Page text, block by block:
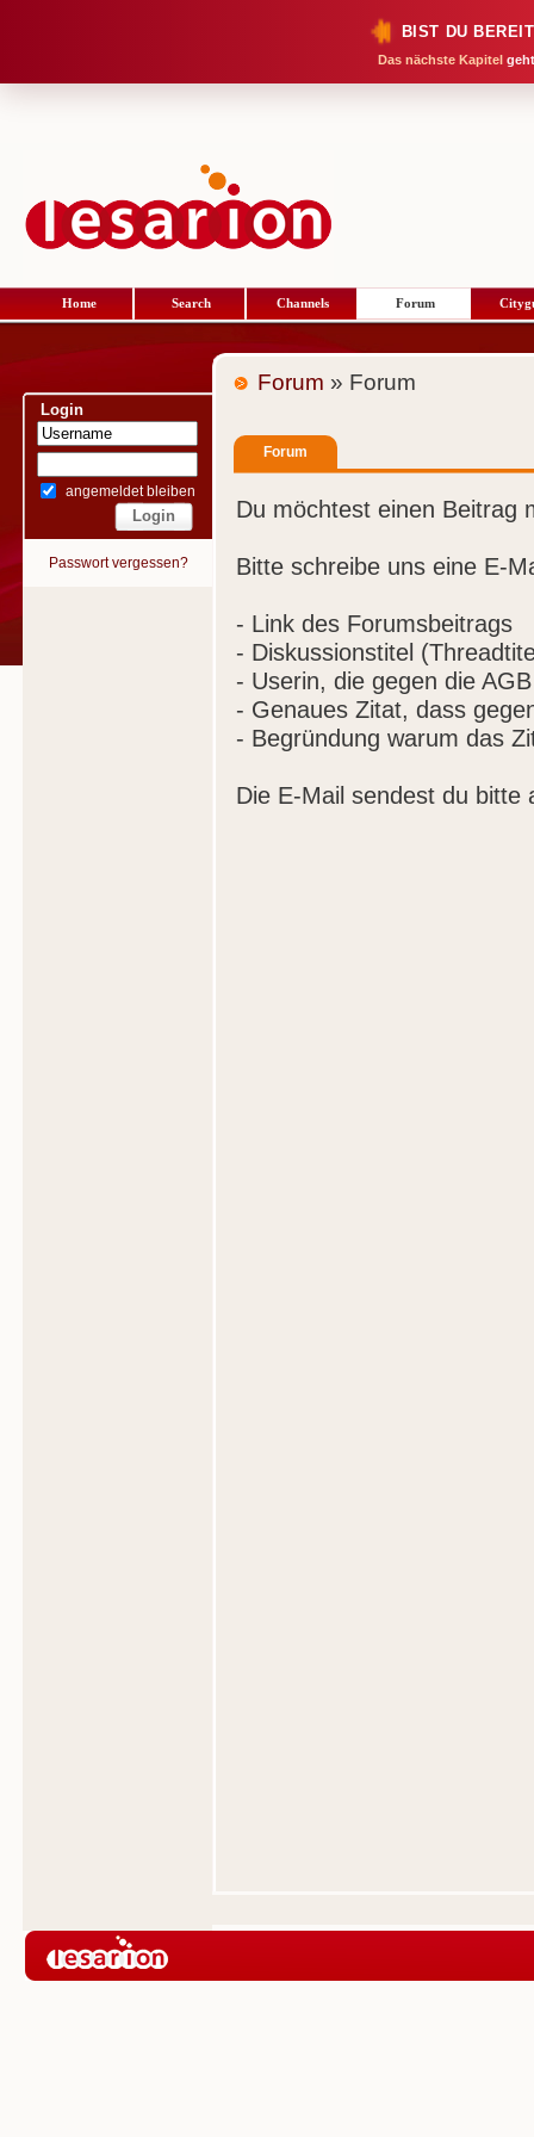
BIST DU
Das nächste Kapitel
Home Search Channels Forum
Login
angemeldet bleiben
Passwort vergessen?
Forum » Forum
Forum
Du möchtest einen Beitrag
Bitte schreibe uns eine E-
- Link des Forumsbeitrags
- Diskussionstitel
- Userin, die gegen die
- Genaues Zitat, dass
- Begründung warum das
Die E-Mail sendest du bitte